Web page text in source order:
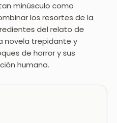
minúsculo como
los resortes de la
del relato de
novela trepidante y
de horror y sus
humana.